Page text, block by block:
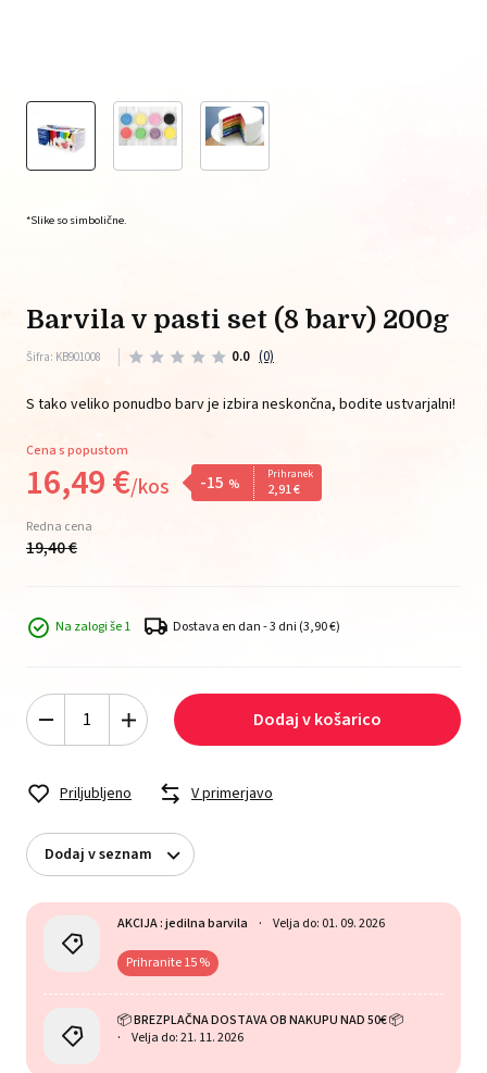
*Slike so simbolične.
barvila v pasti set (8 barv) 200g
Šifra: KB901008 0.0 (0)
S tako veliko ponudbo barv je izbira neskončna, bodite ustvarjalni!
Cena s popustom
16,49€/kos -15 %
Prihranek
2,91€
Redna cena
19,40€
Na zalogi še 1 Dostava en dan - 3 dni (3,90 €)
Dodaj v košarico
Priljubljeno V primerjavo
Dodaj v seznam
AKCIJA : jedilna barvila Velja do: 01. 09. 2026
Prihranite 15 %
📦 BREZPLAČNA DOSTAVA OB NAKUPU NAD 50€ 📦
Velja do: 21. 11. 2026